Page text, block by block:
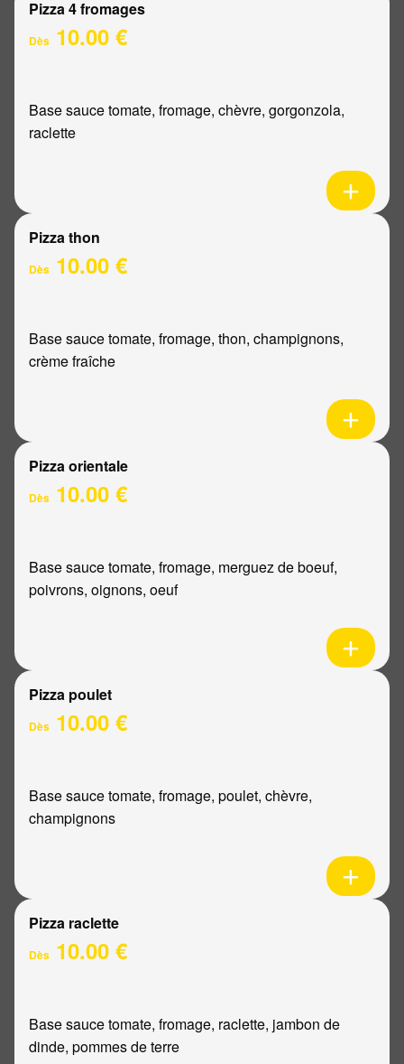
Pizza 4 fromages
Dès 10.00 €
Base sauce tomate, fromage, chèvre, gorgonzola,
raclette
Pizza thon
Dès 10.00 €
Base sauce tomate, fromage, thon, champignons,
crème fraîche
Pizza orientale
Dès 10.00 €
Base sauce tomate, fromage, merguez de boeuf,
poivrons, oignons, oeuf
Pizza poulet
Dès 10.00 €
Base sauce tomate, fromage, poulet, chèvre,
champignons
Pizza raclette
Dès 10.00 €
Base sauce tomate, fromage, raclette, jambon de
dinde, pommes de terre